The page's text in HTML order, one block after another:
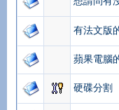
有法文版
蘋果電腦
硬碟分割